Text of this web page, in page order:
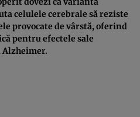
celulele cerebrale să reziste
provocate de vârstă, oferind
pentru efectele sale